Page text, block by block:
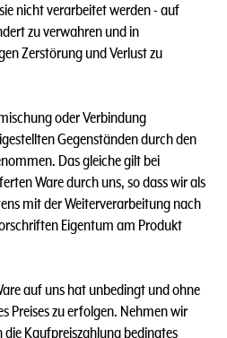
nicht verarbeitet werden - auf
zu verwahren und in
Zerstörung und Verlust zu
oder Verbindung
Gegenständen durch den
Das gleiche gilt bei
Ware durch uns, so dass wir als
mit der Weiterverarbeitung nach
Eigentum am Produkt
auf uns hat unbedingt und ohne
Preises zu erfolgen. Nehmen wir
die Kaufpreiszahlung bedingtes